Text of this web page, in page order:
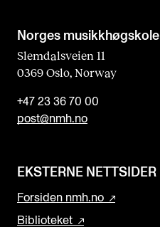
Norges musikk­høgskole
Slemdalsveien 11
0369 Oslo, Norway
+47 23 36 70 00
post@nmh.no
EKSTERNE NETTSIDER
Forsiden nmh.no
Biblioteket